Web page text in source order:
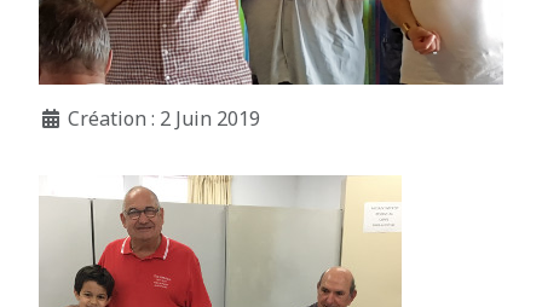
Création : 2 Juin 2019